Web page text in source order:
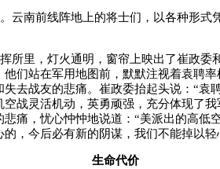
云南前线阵地上的将士们，以各种形式
所里，灯火通明，窗帘上映出了崔政委
们站在军用地图前，默默注视着袁聘
去战友的悲痛。崔政委抬起头说：“袁
战灵活机动，英勇顽强，充分体现了
痛，忧心忡忡地说道：“美派出的高低
，今后必有新的阴谋，我们不能掉以轻
生命代价